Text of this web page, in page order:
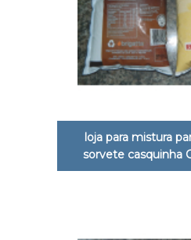
loja para mistura
sorvete casquinha